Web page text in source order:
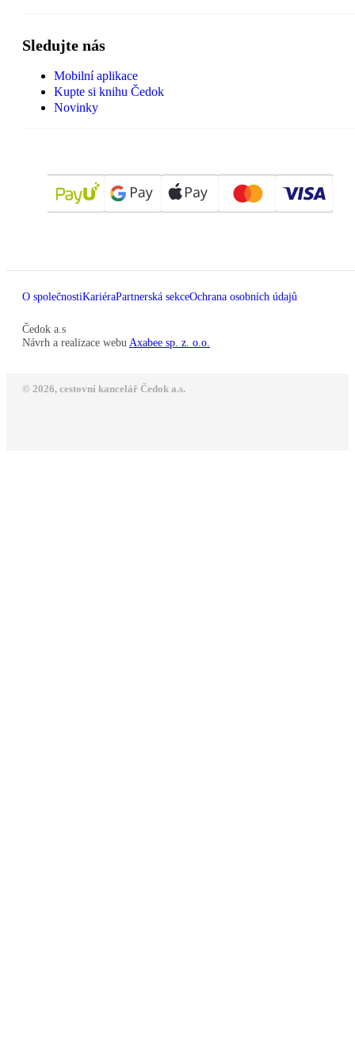
Sledujte nás
Mobilní aplikace
Kupte si knihu Čedok
Novinky
O společnostiKariéraPartnerská sekceOchrana osobních údajů
Čedok a.s
Návrh a realizace webu Axabee sp. z. o.o.
© 2026, cestovní kancelář Čedok a.s.